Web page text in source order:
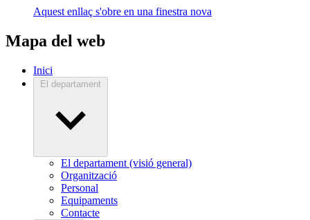
Aquest enllaç s'obre en una finestra nova
Mapa del web
Inici
El departament
El departament (visió general)
Organització
Personal
Equipaments
Contacte